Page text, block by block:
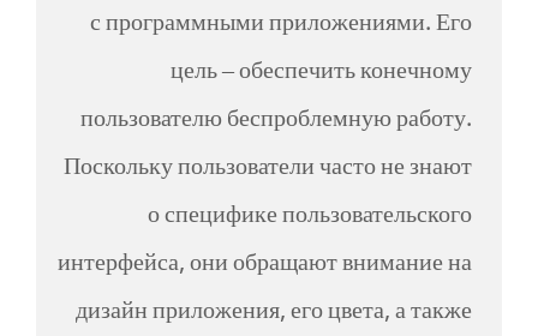
с программными приложениями. Его
цель – обеспечить конечному
пользователю беспроблемную работу.
Поскольку пользователи часто не знают
о специфике пользовательского
интерфейса, они обращают внимание на
дизайн приложения, его цвета, а также